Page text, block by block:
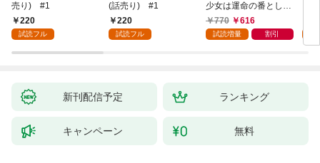
売り) #1
220
試読フル
(話売り) #1
220
試読フル
少女は運命の番として
愛される～ 1巻
770 616
試読増量 割引
新刊配信予定 ランキング
キャンペーン 無料